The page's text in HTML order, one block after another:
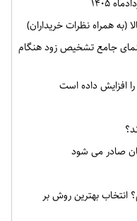
همراه نظرات خریداران)
جامع تشخیص زود هنگام
را افزایش داده است
صادر می شود
انتخاب بهترین روش بر